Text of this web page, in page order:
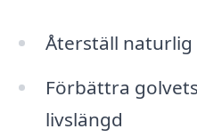
Återställ
Förbättra
livslängd